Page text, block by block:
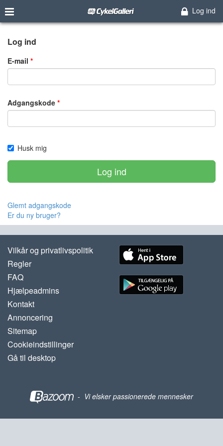
Log ind
Log ind
E-mail
Adgangskode
Husk mig
Log ind
Glemt adgangskode
Er du ny bruger?
Vilkår og privatlivspolitik
Regler
FAQ
Hjælpeadmins
Kontakt
Annoncering
Sitemap
Cookieindstillinger
Gå til desktop
- Vi elsker passionerede mennesker